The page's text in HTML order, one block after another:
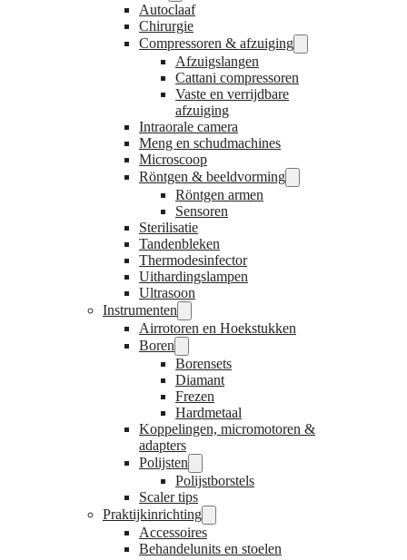
Autoclaaf
Chirurgie
Compressoren & afzuiging
Afzuigslangen
Cattani compressoren
Vaste en verrijdbare
afzuiging
Intraorale camera
Meng en schudmachines
Microscoop
Röntgen & beeldvorming
Röntgen armen
Sensoren
Sterilisatie
Tandenbleken
Thermodesinfector
Uithardingslampen
Ultrasoon
Instrumenten
Airrotoren en Hoekstukken
Boren
Borensets
Diamant
Frezen
Hardmetaal
Koppelingen, micromotoren &
adapters
Polijsten
Polijstborstels
Scaler tips
Praktijkinrichting
Accessoires
Behandelunits en stoelen